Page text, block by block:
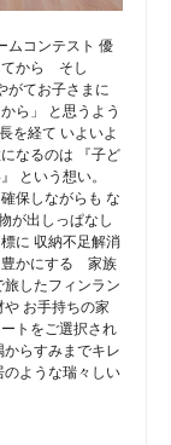
ムコンテスト 優
てから そし
がてお子さまに
ら」 と思うよう
を経て いよいよ
なるのは 『子ど
という想い。
保しながらも な
が出しっぱなし
に 収納不足解消
豊かにする 家族
したフィンラン
や お手持ちの家
トをご選択され
らすみまでキレ
のような瑞々しい